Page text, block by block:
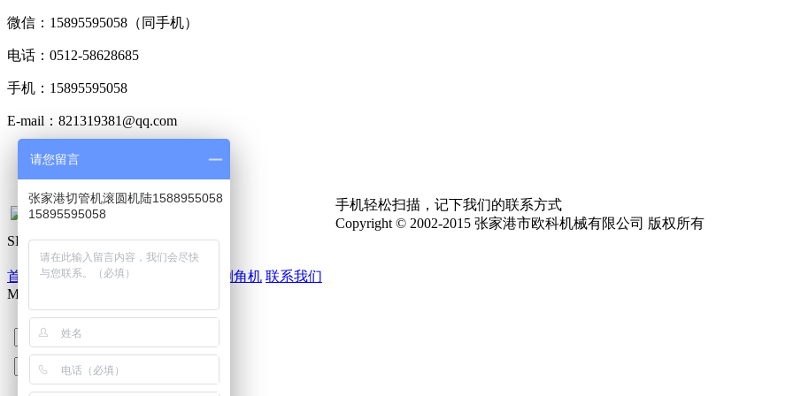
微信：15895595058（同手机）
电话：0512-58628685
手机：15895595058
E-mail：821319381@qq.com
版权申明：新闻，图片，行业知识或部分内容来自网络，版权归原创者或公司所有！产品图片参数等仅供参考,具体以实物为
手机轻松扫描，记下我们的联系方式
Copyright © 2002-2015 张家港市欧科机械有限公司 版权所有
SITE MAP
网站导航
首页
产品展示 新闻动态 倒角机 联系我们
MESSAGE
在线留言
请您留言
张家港切管机滚圆机陆1588955058
15895595058